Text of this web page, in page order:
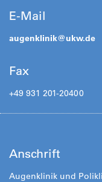
E-Mail
augenklinik@ukw.de
Fax
+49 931 201-20400
Anschrift
Augenklinik und